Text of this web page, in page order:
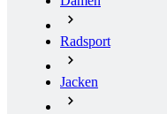
Radsport
Jacken